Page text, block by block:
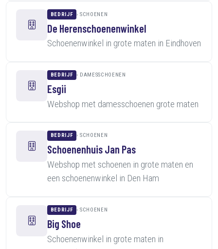
BEDRIJF SCHOENEN
De Herenschoenenwinkel
Schoenenwinkel in grote maten in Eindhoven
BEDRIJF DAMESSCHOENEN
Esgii
Webshop met damesschoenen grote maten
BEDRIJF SCHOENEN
Schoenenhuis Jan Pas
Webshop met schoenen in grote maten en
een schoenenwinkel in Den Ham
BEDRIJF SCHOENEN
Big Shoe
Schoenenwinkel in grote maten in